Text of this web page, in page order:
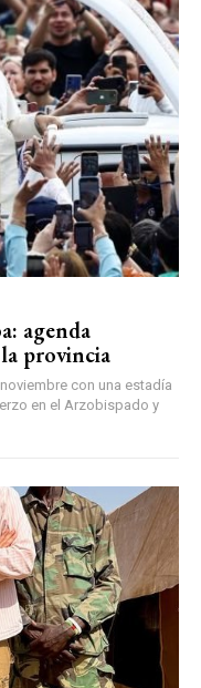
agenda
provincia
con una estadía
en el Arzobispado y